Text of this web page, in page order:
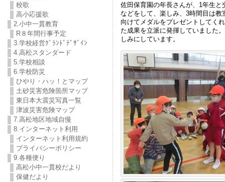
校歌
高小応援歌
2.小中一貫教育
R８年間行事予定
3.学校経営ｸﾞﾗﾝﾄﾞﾃﾞｻﾞｲﾝ
4.高松スタンダード
5.学校相談
6.学校防災
ひやり・ハッ！とマップ
土砂災害危険箇所マップ
東日本大震災写真一覧
津波災害危険マップ
7.高松地区地域自慢
8.インターネット利用
インターネット利用規約
プライバシーポリシー
9.各種便り
高松小中一貫校だより
保健だより
佐田保育園の年長さんが、1年生
などをして、楽しみ、3時間目は
向けてメダルをプレゼントしてく
た成果を立派に発揮していました
しみにしています。